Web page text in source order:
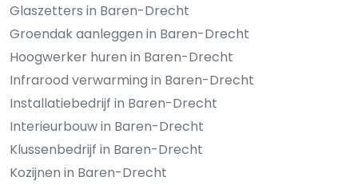
Glaszetters in Baren-Drecht
Groendak aanleggen in Baren-Drecht
Hoogwerker huren in Baren-Drecht
Infrarood verwarming in Baren-Drecht
Installatiebedrijf in Baren-Drecht
Interieurbouw in Baren-Drecht
Klussenbedrijf in Baren-Drecht
Kozijnen in Baren-Drecht